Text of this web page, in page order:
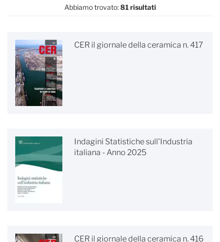
Abbiamo trovato:81 risultati
CER il giornale della ceramica n. 417
Indagini Statistiche sull'Industria
italiana - Anno 2025
CER il giornale della ceramica n. 416